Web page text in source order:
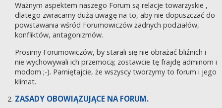
Ważnym aspektem naszego Forum są relacje towarzyskie ,
dlatego zwracamy dużą uwagę na to, aby nie dopuszczać do
powstawania wśród Forumowiczów żadnych podziałów,
konfliktów, antagonizmów.
Prosimy Forumowiczów, by starali się nie obrażać bliźnich i
nie wychowywali ich przemocą; zostawcie tę frajdę adminom i
modom ;-). Pamiętajcie, że wszyscy tworzymy to forum i jego
klimat.
ZASADY OBOWIĄZUJĄCE NA FORUM.